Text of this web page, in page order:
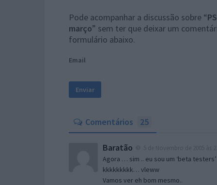
Pode acompanhar a discussão sobre “
março” sem ter que deixar um
formulário abaixo.
Email
Comentários 25
Baratão
Agora … sim .. eu sou um ‘beta testers’
kkkkkkkkk… vleww
Vamos ver eh bom mesmo..